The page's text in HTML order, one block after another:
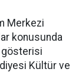
Merkezi
konusunda
gösterisi
Kültür ve